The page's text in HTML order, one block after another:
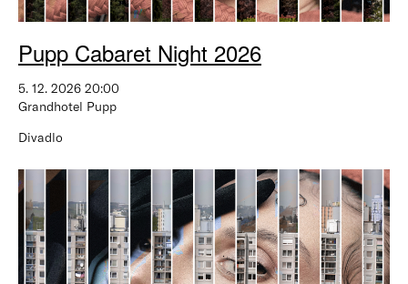
Pupp Cabaret Night 2026
5. 12. 2026 20:00
Grandhotel Pupp
Divadlo